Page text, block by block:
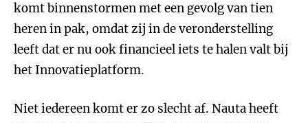
komt binnenstormen met een gevolg van tien
heren in pak, omdat zij in de veronderstelling
leeft dat er nu ook financieel iets te halen valt bij
het Innovatieplatform.
Niet iedereen komt er zo slecht af. Nauta heeft